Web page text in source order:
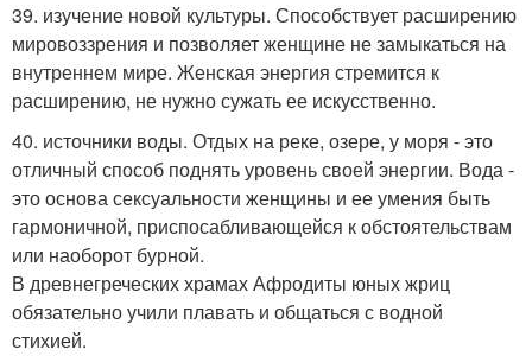
39. изучение новой культуры. Способствует расширению
мировоззрения и позволяет женщине не замыкаться на
внутреннем мире. Женская энергия стремится к
расширению, не нужно сужать ее искусственно.
40. источники воды. Отдых на реке, озере, у моря - это
отличный способ поднять уровень своей энергии. Вода -
это основа сексуальности женщины и ее умения быть
гармоничной, приспосабливающейся к обстоятельствам
или наоборот бурной.
В древнегреческих храмах Афродиты юных жриц
обязательно учили плавать и общаться с водной
стихией.